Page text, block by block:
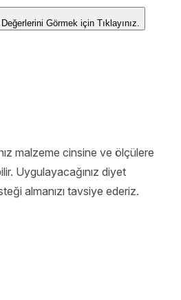
Besin Değerlerini Görmek için Tıklayınız.
malzeme cinsine ve ölçülere
Uygulayacağınız diyet
almanızı tavsiye ederiz.